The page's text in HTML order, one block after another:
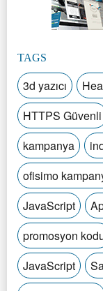
TAGS
3d yazıcı
HTTPS Güvenli
kampanya
ofisimo
JavaScript
promosyon
JavaScript